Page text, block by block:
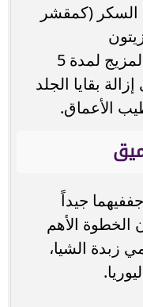
(كمقشر
(كمرطب)، دلكي قدميكِ بهذا المزيج لمدة 5
بقايا الجلد
الأعماق.
جيداً
الخطوة الأهم
زبدة الشيا،